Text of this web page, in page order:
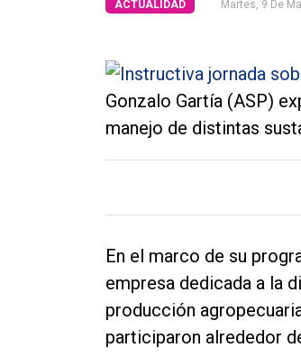
Deportes
Fúnebres
ACTUALIDAD Martes, 9 De
Gonzalo Gartía (ASP)
manejo de distintas
En el marco de su
empresa dedicada a la
producción
participaron alrededor